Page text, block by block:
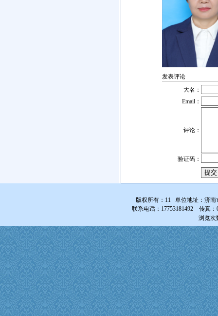
发表评论
大名：
Email：
评论：
验证码：
版权所有：11 单位地址：济南
联系电话：17753181492 传真：
浏览